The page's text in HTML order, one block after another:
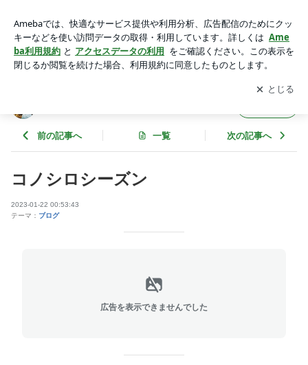
アプリをダウンロードして ブログの更新通知
を受け取りまし
ょう。
開く
前の記事へ 一覧 次の記事へ
コノシロシーズン
2023-01-22 00:53:43
テーマ： ブログ
広告を表示できませんでした